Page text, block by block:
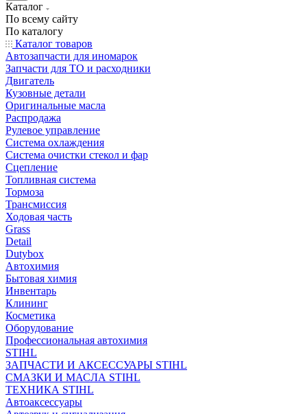
Каталог
По всему сайту
По каталогу
Каталог товаров
Автозапчасти для иномарок
Запчасти для ТО и расходники
Двигатель
Кузовные детали
Оригинальные масла
Распродажа
Рулевое управление
Система охлаждения
Система очистки стекол и фар
Сцепление
Топливная система
Тормоза
Трансмиссия
Ходовая часть
Grass
Detail
Dutybox
Автохимия
Бытовая химия
Инвентарь
Клининг
Косметика
Оборудование
Профессиональная автохимия
STIHL
ЗАПЧАСТИ И АКСЕССУАРЫ STIHL
СМАЗКИ И МАСЛА STIHL
ТЕХНИКА STIHL
Автоаксессуары